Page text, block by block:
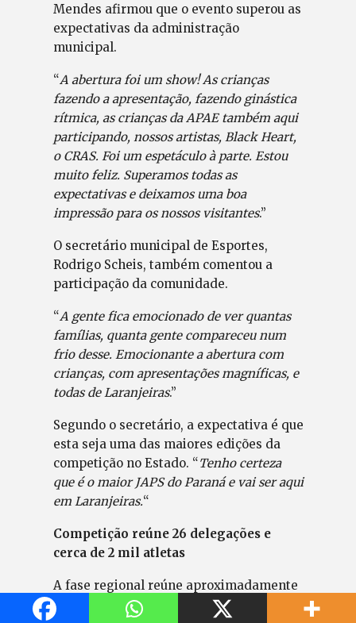
Mendes afirmou que o evento superou as
expectativas da administração
municipal.
“A abertura foi um show! As crianças
fazendo a apresentação, fazendo ginástica
rítmica, as crianças da APAE também aqui
participando, nossos artistas, Black Heart,
o CRAS. Foi um espetáculo à parte. Estou
muito feliz. Superamos todas as
expectativas e deixamos uma boa
impressão para os nossos visitantes.”
O secretário municipal de Esportes,
Rodrigo Scheis, também comentou a
participação da comunidade.
“A gente fica emocionado de ver quantas
famílias, quanta gente compareceu num
frio desse. Emocionante a abertura com
crianças, com apresentações magníficas, e
todas de Laranjeiras.”
Segundo o secretário, a expectativa é que
esta seja uma das maiores edições da
competição no Estado. “Tenho certeza
que é o maior JAPS do Paraná e vai ser aqui
em Laranjeiras.“
Competição reúne 26 delegações e
cerca de 2 mil atletas
A fase regional reúne aproximadamente
2 mil atletas de 26 delegações: Bituruna,